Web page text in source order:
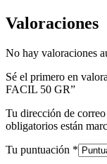
Valoraciones
No hay valoraciones
Sé el primero en
FACIL 50 GR”
Tu dirección de
obligatorios están
Tu puntuación *